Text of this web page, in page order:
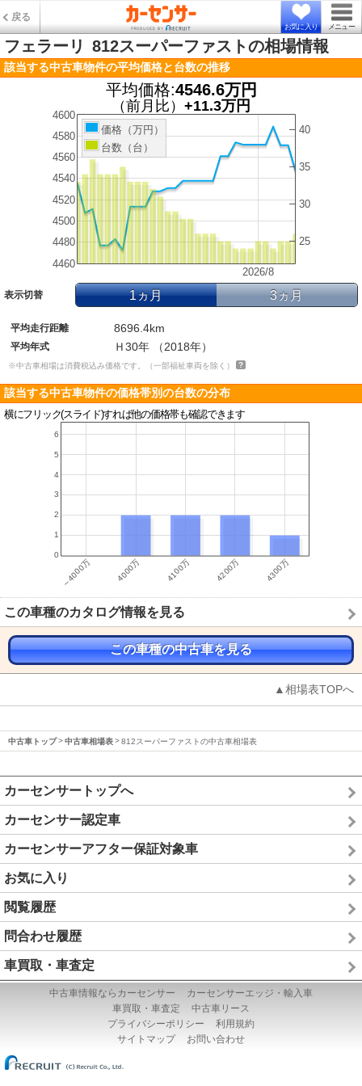
戻る
お気に入り メニュー
フェラーリ 812スーパーファストの相場情報
該当する中古車物件の平均価格と台数の推移
平均価格:4546.6万円
（前月比） +11.3万円
2026/8
4460
4480
4500
4520
4540
4560
4580
4600
25
30
35
40
価格（万円）
台数（台）
表示切替 1ヵ月 3ヵ月
平均走行距離 8696.4km
平均年式 Ｈ30年 （2018年）
※中古車相場は消費税込み価格です。（一部福祉車両を除く）
該当する中古車物件の価格帯別の台数の分布
横にフリック(スライド)すれば他の価格帯も確認できます
この車種のカタログ情報を見る
この車種の中古車を見る
▲相場表TOPへ
中古車トップ 中古車相場表 812スーパーファストの中古車相場表
カーセンサートップへ
カーセンサー認定車
カーセンサーアフター保証対象車
お気に入り
閲覧履歴
問合わせ履歴
車買取・車査定
中古車情報ならカーセンサー
カーセンサーエッジ・輸入車
車買取・車査定
中古車リース
プライバシーポリシー
利用規約
サイトマップ
お問い合わせ